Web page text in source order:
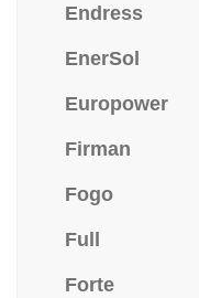
Endress
EnerSol
Europower
Firman
Fogo
Full
Forte